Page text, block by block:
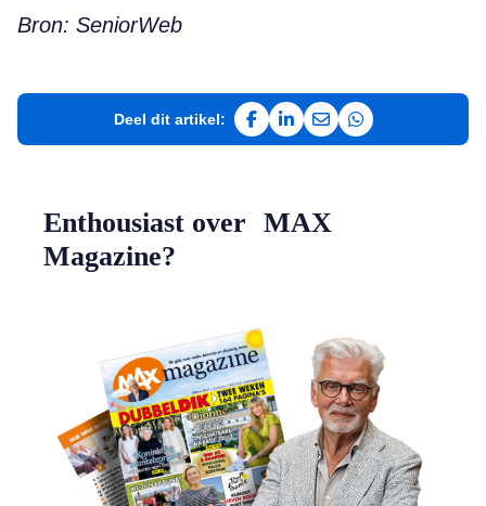
Bron: SeniorWeb
Deel dit artikel:
Deel op Facebook
Deel op LinkedIn
Deel via e-mail
Deel via
Enthousiast over MAX
Magazine?